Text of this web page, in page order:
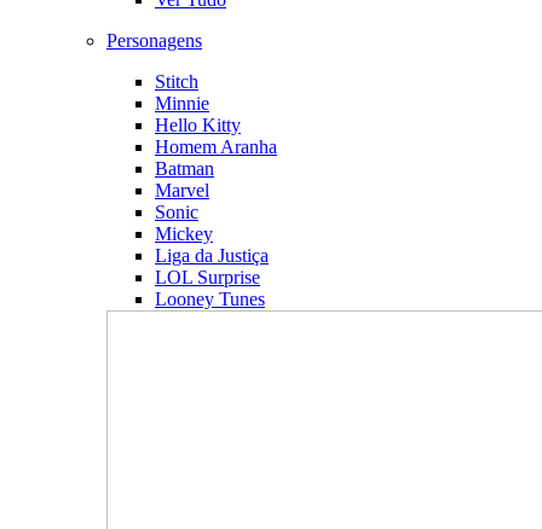
Personagens
Stitch
Minnie
Hello Kitty
Homem Aranha
Batman
Marvel
Sonic
Mickey
Liga da Justiça
LOL Surprise
Looney Tunes